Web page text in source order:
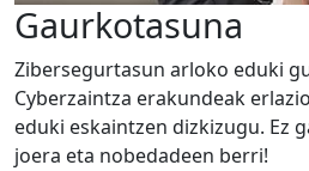
Gaurkotasuna
Zibersegurtasun arloko eduki
Cyberzaintza erakundeak
eduki eskaintzen dizkizugu. Ez
joera eta nobedadeen berri!